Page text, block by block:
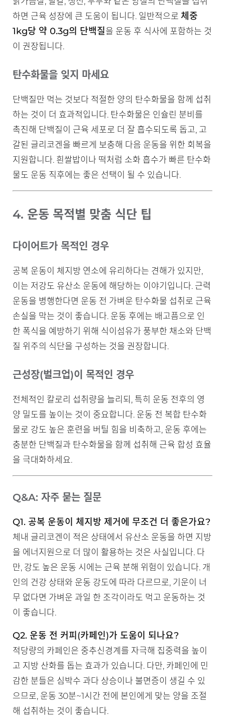
하면 근육 성장에 큰 도움이 됩니다. 일반적으로 체중
1kg당 약 0.3g의 단백질을 운동 후 식사에 포함하는 것
이 권장됩니다.
탄수화물을 잊지 마세요
단백질만 먹는 것보다 적절한 양의 탄수화물을 함께 섭취
하는 것이 더 효과적입니다. 탄수화물은 인슐린 분비를
촉진해 단백질이 근육 세포로 더 잘 흡수되도록 돕고, 고
갈된 글리코겐을 빠르게 보충해 다음 운동을 위한 회복을
지원합니다. 흰쌀밥이나 떡처럼 소화 흡수가 빠른 탄수화
물도 운동 직후에는 좋은 선택이 될 수 있습니다.
4. 운동 목적별 맞춤 식단 팁
다이어트가 목적인 경우
공복 운동이 체지방 연소에 유리하다는 견해가 있지만,
이는 저강도 유산소 운동에 해당하는 이야기입니다. 근력
운동을 병행한다면 운동 전 가벼운 탄수화물 섭취로 근육
손실을 막는 것이 좋습니다. 운동 후에는 배고픔으로 인
한 폭식을 예방하기 위해 식이섬유가 풍부한 채소와 단백
질 위주의 식단을 구성하는 것을 권장합니다.
근성장(벌크업)이 목적인 경우
전체적인 칼로리 섭취량을 늘리되, 특히 운동 전후의 영
양 밀도를 높이는 것이 중요합니다. 운동 전 복합 탄수화
물로 강도 높은 훈련을 버틸 힘을 비축하고, 운동 후에는
충분한 단백질과 탄수화물을 함께 섭취해 근육 합성 효율
을 극대화하세요.
Q&A: 자주 묻는 질문
Q1. 공복 운동이 체지방 제거에 무조건 더 좋은가요?
체내 글리코겐이 적은 상태에서 유산소 운동을 하면 지방
을 에너지원으로 더 많이 활용하는 것은 사실입니다. 다
만, 강도 높은 운동 시에는 근육 분해 위험이 있습니다. 개
인의 건강 상태와 운동 강도에 따라 다르므로, 기운이 너
무 없다면 가벼운 과일 한 조각이라도 먹고 운동하는 것
이 좋습니다.
Q2. 운동 전 커피(카페인)가 도움이 되나요?
적당량의 카페인은 중추신경계를 자극해 집중력을 높이
고 지방 산화를 돕는 효과가 있습니다. 다만, 카페인에 민
감한 분들은 심박수 과다 상승이나 불면증이 생길 수 있
으므로, 운동 30분~1시간 전에 본인에게 맞는 양을 조절
해 섭취하는 것이 좋습니다.